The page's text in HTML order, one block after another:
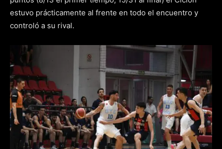
estuvo prácticamente al frente en todo el encuentro y
controló a su rival.